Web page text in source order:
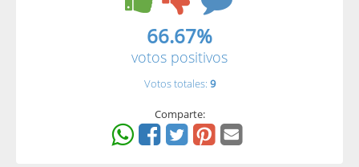
66.67%
votos positivos
Votos totales: 9
Comparte: